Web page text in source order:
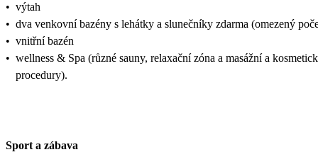
• výtah
• dva venkovní bazény s lehátky a slunečníky zdarma (omezený
• vnitřní bazén
• wellness & Spa (různé sauny, relaxační zóna a masážní a
procedury).
Sport a zábava